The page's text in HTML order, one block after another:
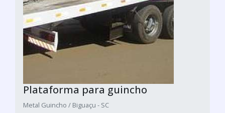
Plataforma para guincho
Metal Guincho / Biguaçu - SC